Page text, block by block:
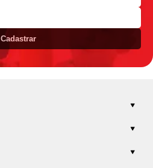
Cadastrar